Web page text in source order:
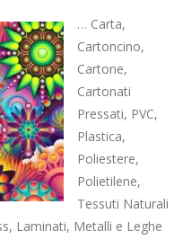
… Carta,
Cartoncino,
Cartone,
Cartonati
Pressati, PVC,
Plastica,
Poliestere,
Polietilene,
Tessuti Naturali
Laminati, Metalli e Leghe